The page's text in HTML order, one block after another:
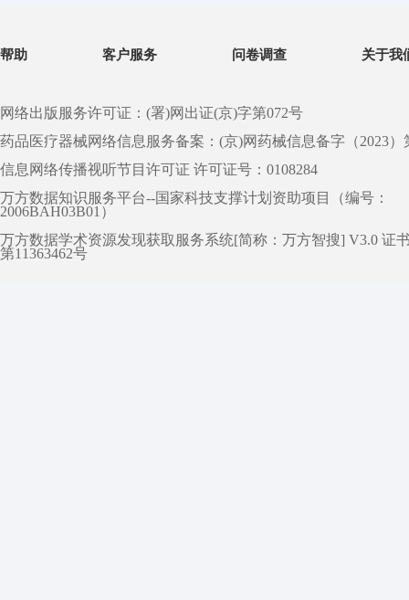
帮助 客户服务 问卷调查 关于我
网络出版服务许可证：(署)网出证(京)字第072号
药品医疗器械网络信息服务备案：(京)网药械信息备字（2023）
信息网络传播视听节目许可证 许可证号：0108284
万方数据知识服务平台--国家科技支撑计划资助项目（编号：
2006BAH03B01）
万方数据学术资源发现获取服务系统[简称：万方智搜] V3.0 证
第11363462号